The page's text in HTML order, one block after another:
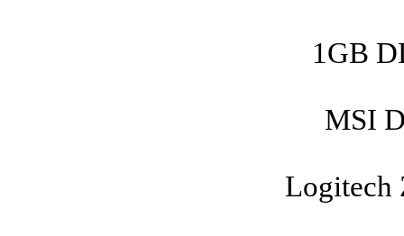
1GB
MSI
Logitech